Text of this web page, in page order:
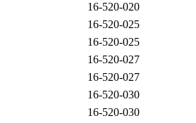
16-520-020
16-520-025
16-520-025
16-520-027
16-520-027
16-520-030
16-520-030